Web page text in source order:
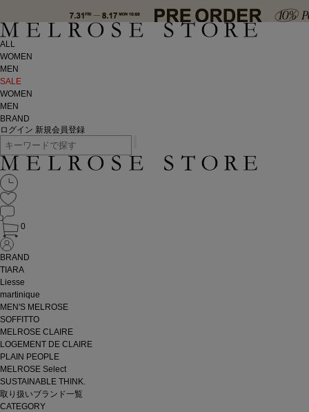
ALL
WOMEN
MEN
SALE
WOMEN
MEN
BRAND
ログイン 新規会員登録
0
BRAND
TIARA
Liesse
martinique
MEN'S MELROSE
SOFFITTO
MELROSE CLAIRE
LOGEMENT DE CLAIRE
PLAIN PEOPLE
MELROSE Select
SUSTAINABLE THINK.
取り扱いブランド一覧
CATEGORY